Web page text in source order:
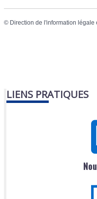
© Direction de l'information légale
LIENS PRATIQUES